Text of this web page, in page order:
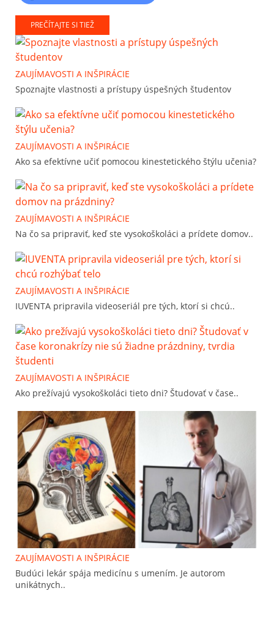
PREČÍTAJTE SI TIEŽ
ZAUJÍMAVOSTI A INŠPIRÁCIE
Spoznajte vlastnosti a prístupy úspešných študentov
ZAUJÍMAVOSTI A INŠPIRÁCIE
Ako sa efektívne učiť pomocou kinestetického štýlu učenia?
ZAUJÍMAVOSTI A INŠPIRÁCIE
Na čo sa pripraviť, keď ste vysokoškoláci a prídete domov..
ZAUJÍMAVOSTI A INŠPIRÁCIE
IUVENTA pripravila videoseriál pre tých, ktorí si chcú..
ZAUJÍMAVOSTI A INŠPIRÁCIE
Ako prežívajú vysokoškoláci tieto dni? Študovať v čase..
ZAUJÍMAVOSTI A INŠPIRÁCIE
Budúci lekár spája medicínu s umením. Je autorom
unikátnych..